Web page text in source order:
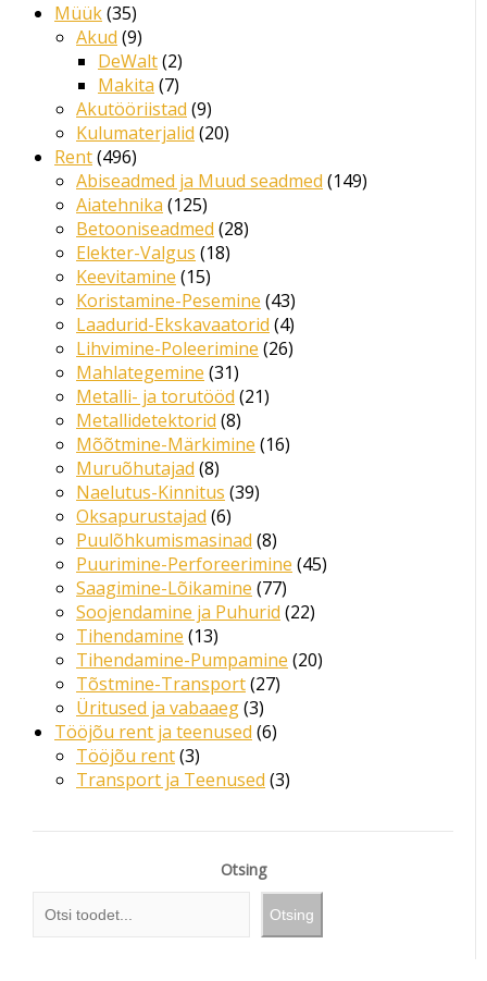
Müük 35
Akud 9
DeWalt 2
Makita 7
Akutööriistad 9
Kulumaterjalid 20
Rent 496
Abiseadmed ja Muud seadmed 149
Aiatehnika 125
Betooniseadmed 28
Elekter-Valgus 18
Keevitamine 15
Koristamine-Pesemine 43
Laadurid-Ekskavaatorid 4
Lihvimine-Poleerimine 26
Mahlategemine 31
Metalli- ja torutööd 21
Metallidetektorid 8
Mõõtmine-Märkimine 16
Muruõhutajad 8
Naelutus-Kinnitus 39
Oksapurustajad 6
Puulõhkumismasinad 8
Puurimine-Perforeerimine 45
Saagimine-Lõikamine 77
Soojendamine ja Puhurid 22
Tihendamine 13
Tihendamine-Pumpamine 20
Tõstmine-Transport 27
Üritused ja vabaaeg 3
Tööjõu rent ja teenused 6
Tööjõu rent 3
Transport ja Teenused 3
Otsing
Otsing